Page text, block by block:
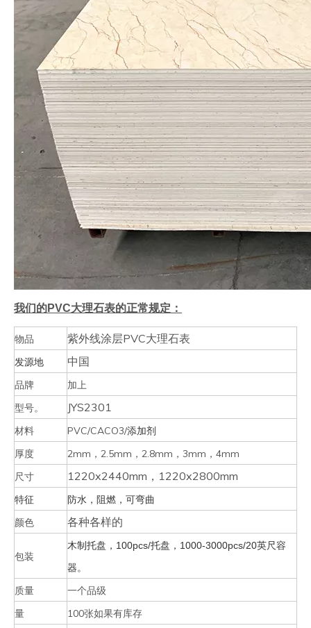
我们的PVC大理石表的正常规定：
物品 紫外线涂层PVC大理石表
发源地 中国
品牌
加上
型号。
JYS2301
材料 PVC/CACO3/添加剂
厚度
2mm，2.5mm，2.8mm，3mm，4mm
尺寸
1220x2440mm，1220x2800mm
特征 防水，阻燃，可弯曲
颜色 各种各样的
包装
木制托盘，100pcs/托盘，1000-3000pcs/20英尺容
器。
质量
一个品级
量
100张如果有库存